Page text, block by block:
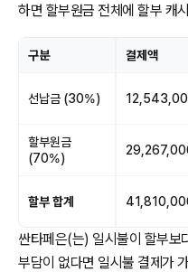
하면 할부원금 전체에 할부 캐
구분 결제액
선납금 (30%)
할부원금
(70%)
할부 합계
싼타페은(는) 일시불이 할부
부담이 없다면 일시불 결제가